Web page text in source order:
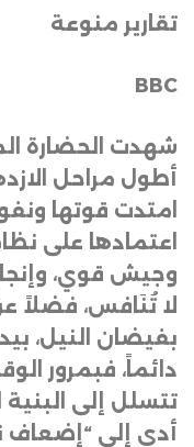
تقارير منوعة
BBC
شهدت الحضارة
أطول مراحل
امتدت قوتها
اعتمادها على
وجيش قوي،
لا تُنَافس، فضلاً
بفيضان النيل،
دائماً، فبمرور
تتسلل إلى البنية
أدى إلى “إضعاف